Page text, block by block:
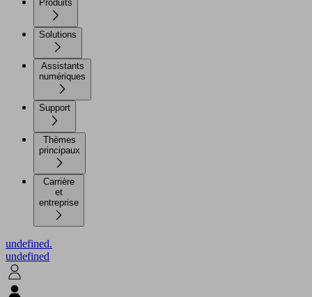
Produits
Solutions
Assistants
numériques
Support
Thèmes
principaux
Carrière
et
entreprise
undefined.
undefined